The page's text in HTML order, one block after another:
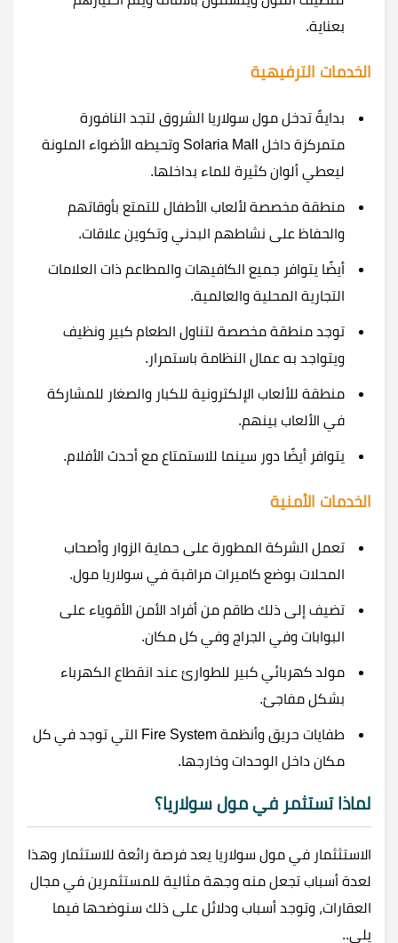
بعناية.
الخدمات الترفيهية
بدايةً تدخل مول سولاريا الشروق لتجد النافورة
متمركزة داخل Solaria Mall وتحيطه الأضواء الملونة
ليعطي ألوان كثيرة للماء بداخلها.
منطقة مخصصة لألعاب الأطفال للتمتع بأوقاتهم
والحفاظ على نشاطهم البدني وتكوين علاقات.
أيضًا يتوافر جميع الكافيهات والمطاعم ذات العلامات
التجارية المحلية والعالمية.
توجد منطقة مخصصة لتناول الطعام كبير ونظيف
ويتواجد به عمال النظامة باستمرار.
منطقة للألعاب الإلكترونية للكبار والصغار للمشاركة
في الألعاب بينهم.
يتوافر أيضًا دور سينما للاستمتاع مع أحدث الأفلام.
الخدمات الأمنية
تعمل الشركة المطورة على حماية الزوار وأصحاب
المحلات بوضع كاميرات مراقبة في سولاريا مول.
تضيف إلى ذلك طاقم من أفراد الأمن الأقوياء على
البوابات وفي الجراج وفي كل مكان.
مولد كهربائي كبير للطوارئ عند انقطاع الكهرباء
بشكل مفاجئ.
طفايات حريق وأنظمة Fire System التي توجد في كل
مكان داخل الوحدات وخارجها.
لماذا تستثمر في مول سولاريا؟
الاستثثمار في مول سولاريا يعد فرصة رائعة للاستثمار وهذا
لعدة أسباب تجعل منه وجهة مثالية للمستثمرين في مجال
العقارات، وتوجد أسباب ودلائل على ذلك سنوضحها فيما
يلي..